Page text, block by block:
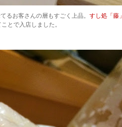
るお客さんの層もすごく上品。 すし処「藤」
とで入店しました。